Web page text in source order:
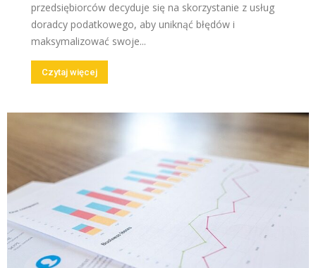
przedsiębiorców decyduje się na skorzystanie z usług
doradcy podatkowego, aby uniknąć błędów i
maksymalizować swoje...
Czytaj więcej